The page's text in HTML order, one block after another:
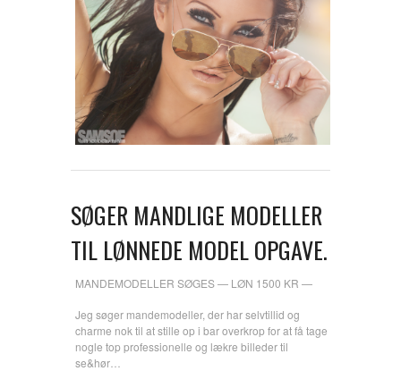
SØGER MANDLIGE MODELLER
TIL LØNNEDE MODEL OPGAVE.
MANDEMODELLER SØGES — LØN 1500 KR —
Jeg søger mandemodeller, der har selvtillid og
charme nok til at stille op i bar overkrop for at få tage
nogle top professionelle og lækre billeder til
se&hør…